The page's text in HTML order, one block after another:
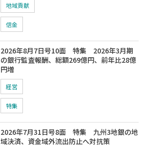
地域貢献
信金
2026年8月7日号10面 特集 2026年3月期
の銀行監査報酬、総額269億円、前年比28億
円増
経営
特集
2026年7月31日号8面 特集 九州3地銀の地
域決済、資金域外流出防止へ対抗策